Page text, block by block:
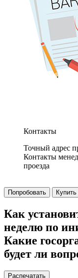
Контакты
Точный адрес
Контакты
проезда
Попробовать
Как
неделю по
Какие
будет ли
Распечатать